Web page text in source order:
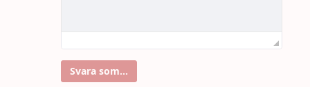
Svara som...